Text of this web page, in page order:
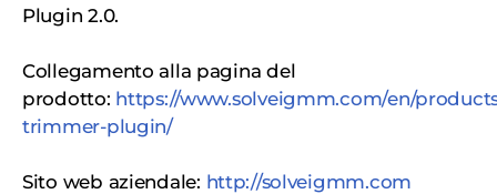
Plugin 2.0.
Collegamento alla pagina del
prodotto: https://www.solveigmm.com/en/
trimmer-plugin/
Sito web aziendale: http://solveigmm.com